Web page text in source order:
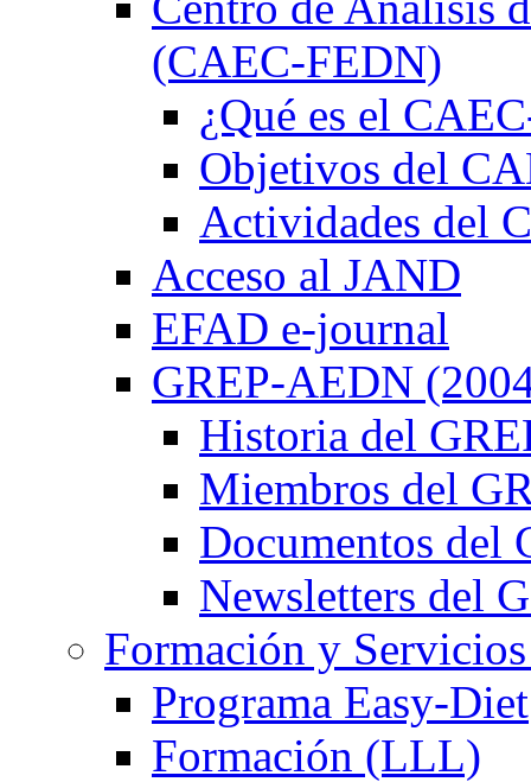
(CAEC-FEDN)
¿Qué es el
Objetivos del
Actividades del
Acceso al JAND
EFAD e-journal
GREP-AEDN
Historia del
Miembros del
Documentos del
Newsletters del
Formación y
Programa Easy-Diet
Formación (LLL)